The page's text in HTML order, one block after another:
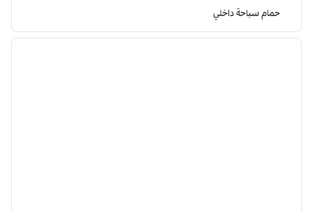
حمام سباحة داخلي
1 من 12
الصورة